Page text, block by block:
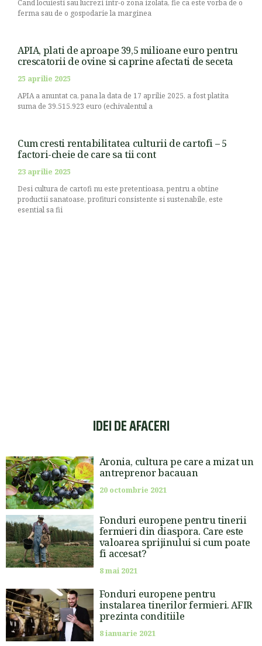
Cand locuiesti sau lucrezi intr-o zona izolata, fie ca este vorba de o
ferma sau de o gospodarie la marginea
APIA, plati de aproape 39,5 milioane euro pentru
crescatorii de ovine si caprine afectati de seceta
25 aprilie 2025
APIA a anuntat ca, pana la data de 17 aprilie 2025, a fost platita
suma de 39.515.923 euro (echivalentul a
Cum cresti rentabilitatea culturii de cartofi – 5
factori-cheie de care sa tii cont
23 aprilie 2025
Desi cultura de cartofi nu este pretentioasa, pentru a obtine
productii sanatoase, profituri consistente si sustenabile, este
esential sa fii
IDEI DE AFACERI
Aronia, cultura pe care a mizat un
antreprenor bacauan
20 octombrie 2021
Fonduri europene pentru tinerii
fermieri din diaspora. Care este
valoarea sprijinului si cum poate
fi accesat?
8 mai 2021
Fonduri europene pentru
instalarea tinerilor fermieri. AFIR
prezinta conditiile
8 ianuarie 2021